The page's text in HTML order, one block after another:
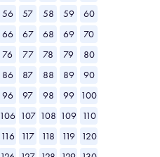
56 57 58 59
60
66 67 68 69
70
76 77 78 79
80
86 87 88 89
90
96 97 98 99
100
106 107 108 109 110
116 117 118 119
120